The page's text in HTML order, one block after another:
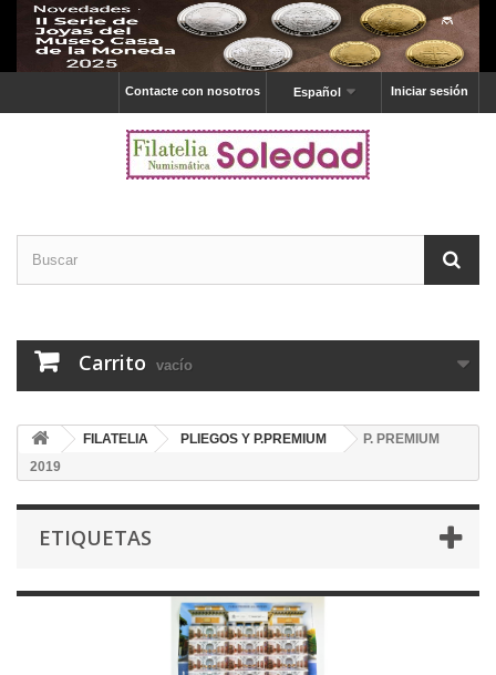
Iniciar sesión
Español
Contacte con nosotros
Carrito vacío
FILATELIA PLIEGOS Y P.PREMIUM
P. PREMIUM
2019
ETIQUETAS